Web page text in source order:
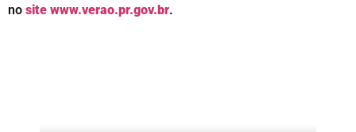
no site www.verao.pr.gov.br.